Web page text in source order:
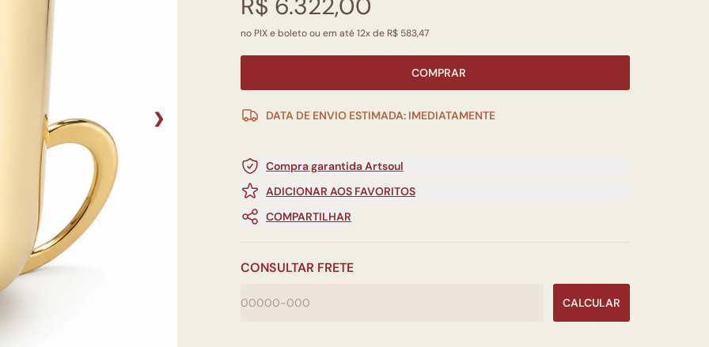
❯
no PIX e boleto ou em até 12x de R$ 583,47
COMPRAR
DATA DE ENVIO ESTIMADA: IMEDIATAMENTE
Compra garantida Artsoul
ADICIONAR AOS FAVORITOS
COMPARTILHAR
CONSULTAR FRETE
CALCULAR